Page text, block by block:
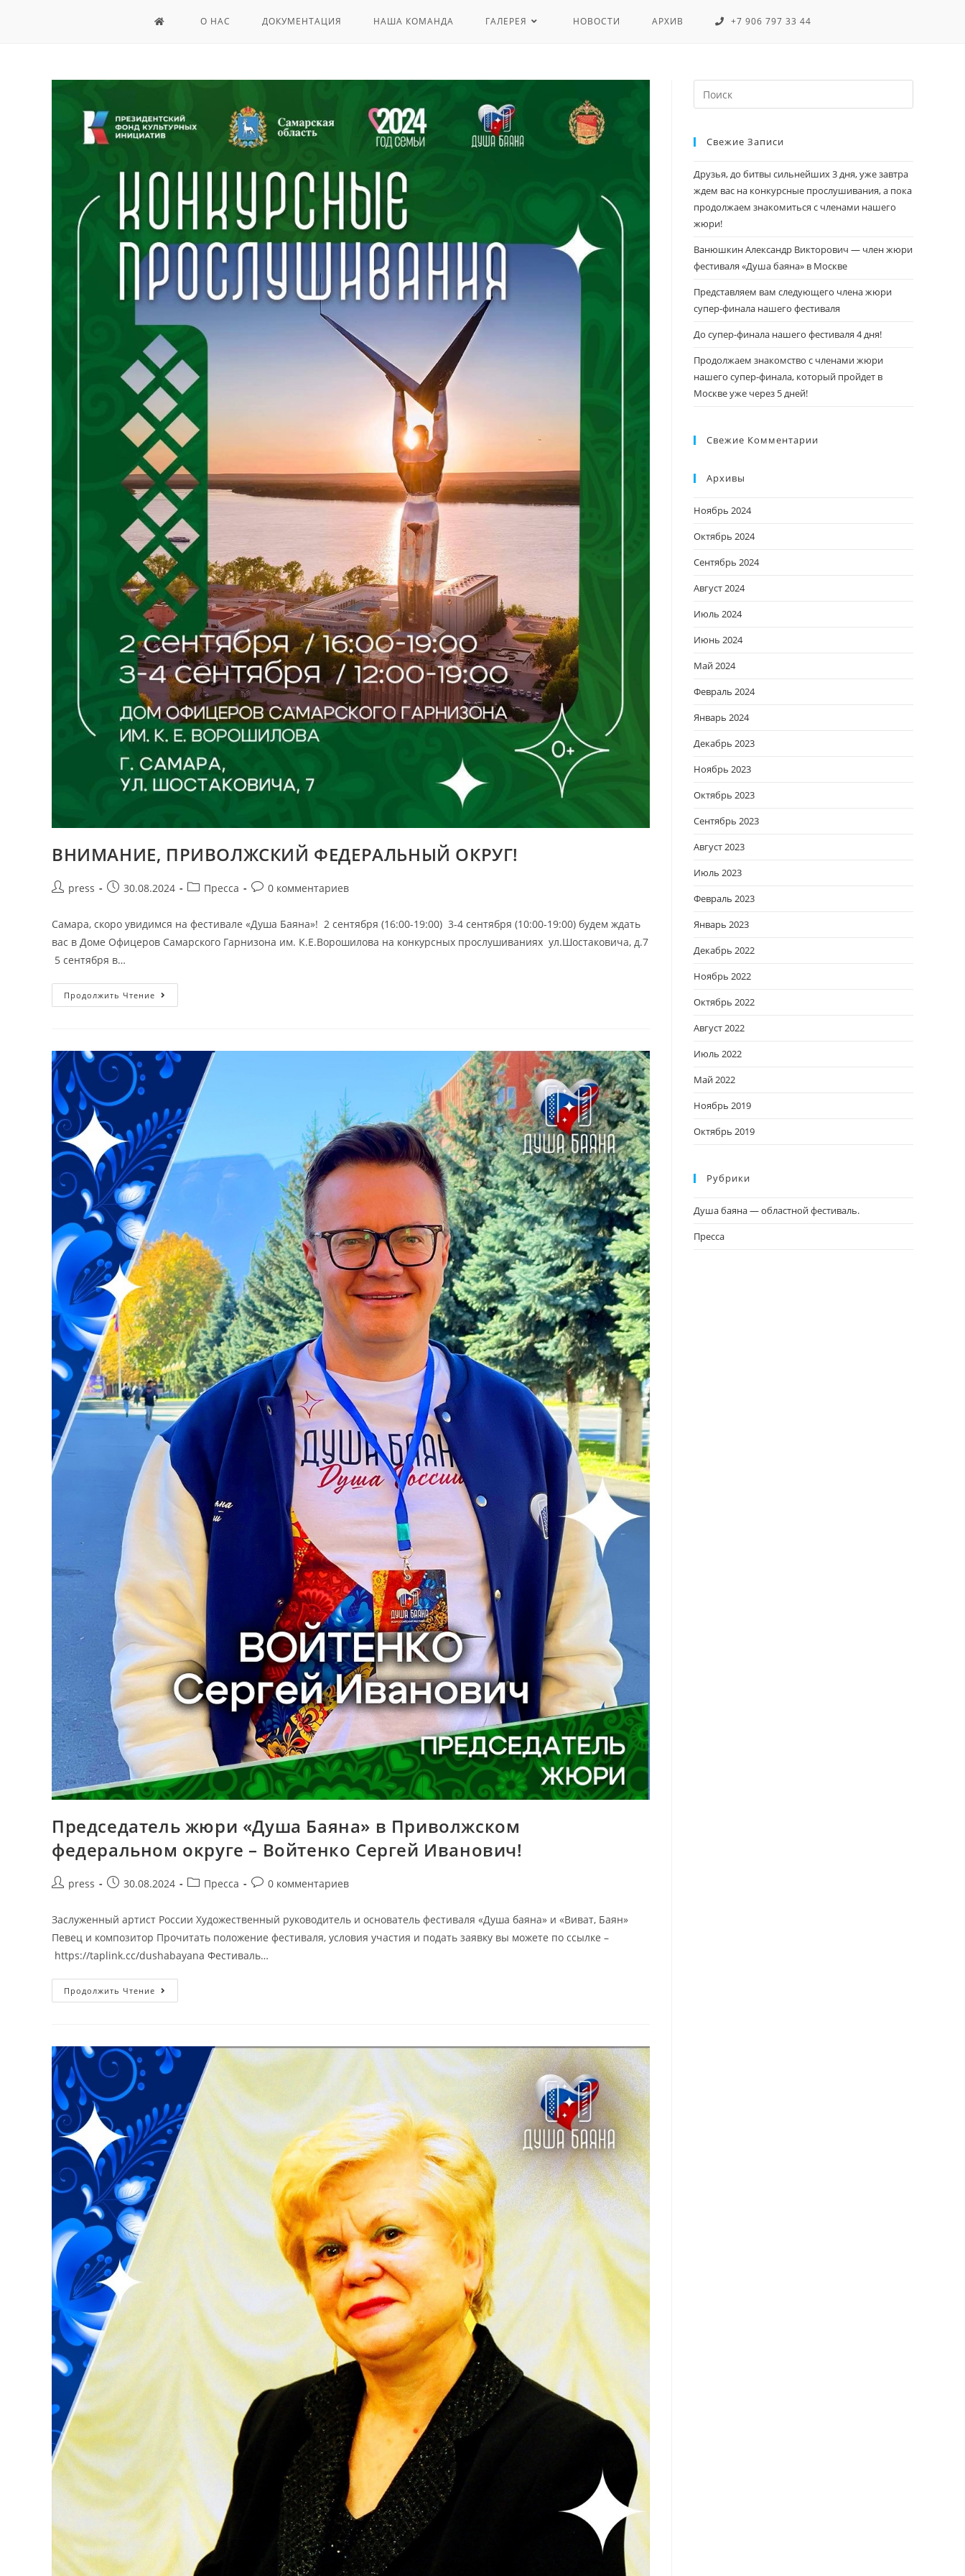
О НАС ДОКУМЕНТАЦИЯ НАША КОМАНДА ГАЛЕРЕЯ НОВОСТИ АРХИВ +7 906 797 33 44
ВНИМАНИЕ, ПРИВОЛЖСКИЙ ФЕДЕРАЛЬНЫЙ ОКРУГ!
press 30.08.2024 Пресса 0 комментариев
Самара, скоро увидимся на фестивале «Душа Баяна»! 2 сентября (16:00-19:00) 3-4 сентября (10:00-19:00) будем ждать
вас в Доме Офицеров Самарского Гарнизона им. К.Е.Ворошилова на конкурсных прослушиваниях ул.Шостаковича, д.7
5 сентября в…
Продолжить Чтение
Председатель жюри «Душа Баяна» в Приволжском
федеральном округе – Войтенко Сергей Иванович!
press 30.08.2024 Пресса 0 комментариев
Заслуженный артист России Художественный руководитель и основатель фестиваля «Душа баяна» и «Виват, Баян»
Певец и композитор Прочитать положение фестиваля, условия участия и подать заявку вы можете по ссылке –
https://taplink.cc/dushabayana Фестиваль…
Продолжить Чтение
Свежие Записи
Друзья, до битвы сильнейших 3 дня, уже завтра
ждем вас на конкурсные прослушивания, а пока
продолжаем знакомиться с членами нашего
жюри!
Ванюшкин Александр Викторович — член жюри
фестиваля «Душа баяна» в Москве
Представляем вам следующего члена жюри
супер-финала нашего фестиваля
До супер-финала нашего фестиваля 4 дня!
Продолжаем знакомство с членами жюри
нашего супер-финала, который пройдет в
Москве уже через 5 дней!
Свежие Комментарии
Архивы
Ноябрь 2024
Октябрь 2024
Сентябрь 2024
Август 2024
Июль 2024
Июнь 2024
Май 2024
Февраль 2024
Январь 2024
Декабрь 2023
Ноябрь 2023
Октябрь 2023
Сентябрь 2023
Август 2023
Июль 2023
Февраль 2023
Январь 2023
Декабрь 2022
Ноябрь 2022
Октябрь 2022
Август 2022
Июль 2022
Май 2022
Ноябрь 2019
Октябрь 2019
Рубрики
Душа баяна — областной фестиваль.
Пресса